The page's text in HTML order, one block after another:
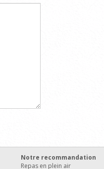
Notre recommandation
Repas en plein air